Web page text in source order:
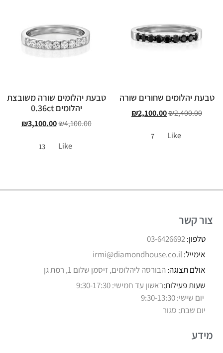
טבעת יהלומים שחורים שורה
₪2,400.00
₪2,100.00
Like
7
טבעת יהלומים שורה משובצת
יהלומים 0.36ct
₪4,100.00
₪3,100.00
Like
13
צור קשר
טלפון:03-6426692
אימייל:irmi@diamondhouse.co.il
אולם תצוגה: הבורסה ליהלומים, זיסמן שלום 1, רמת גן
שעות פעילות:ראשון עד חמישי: 9:30-17:30
יום שישי: 9:30-13:30
יום שבת: סגור
מידע